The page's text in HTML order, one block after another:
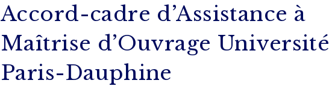
Accord-cadre d’Assistance à
Maîtrise d’Ouvrage Université
Paris-Dauphine